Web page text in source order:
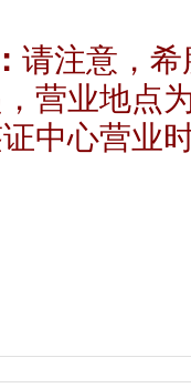
请注意，
营业地点
中心营业